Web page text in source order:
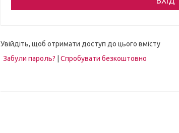
Увійдіть, щоб отримати доступ до цього вмісту
Забули пароль?
Спробувати безкоштовно